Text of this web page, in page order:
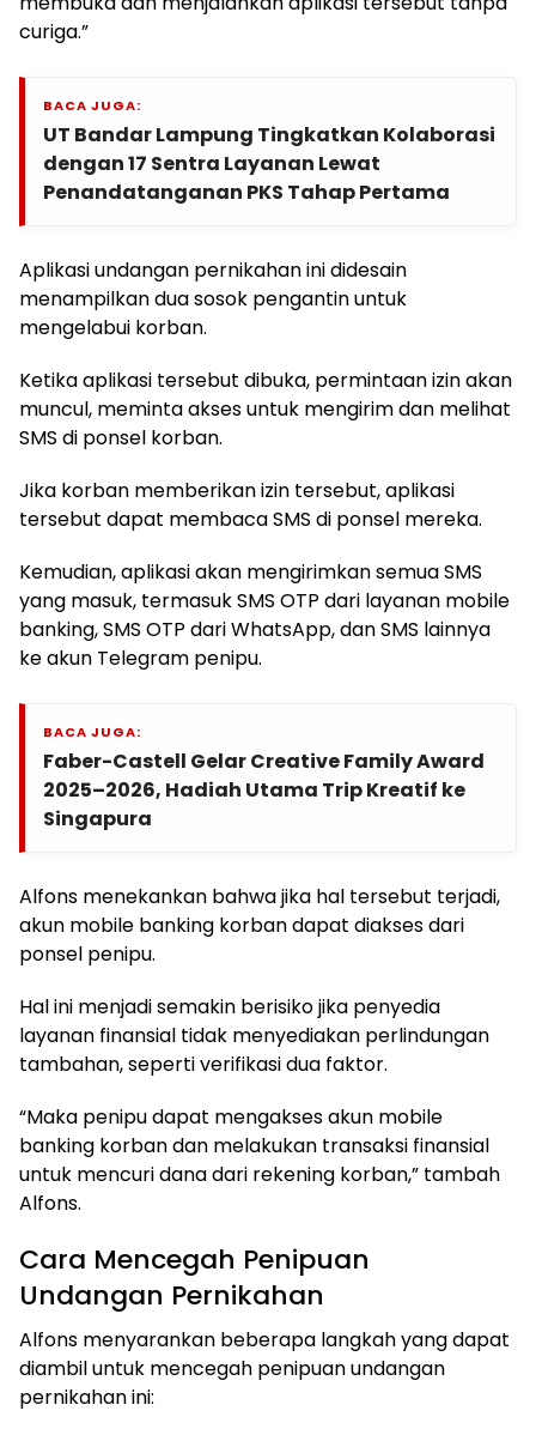
curiga.”
BACA JUGA:
UT Bandar Lampung Tingkatkan Kolaborasi
dengan 17 Sentra Layanan Lewat
Penandatanganan PKS Tahap Pertama
Aplikasi undangan pernikahan ini didesain
menampilkan dua sosok pengantin untuk
mengelabui korban.
Ketika aplikasi tersebut dibuka, permintaan izin akan
muncul, meminta akses untuk mengirim dan melihat
SMS di ponsel korban.
Jika korban memberikan izin tersebut, aplikasi
tersebut dapat membaca SMS di ponsel mereka.
Kemudian, aplikasi akan mengirimkan semua SMS
yang masuk, termasuk SMS OTP dari layanan mobile
banking, SMS OTP dari WhatsApp, dan SMS lainnya
ke akun Telegram penipu.
BACA JUGA:
Faber-Castell Gelar Creative Family Award
2025–2026, Hadiah Utama Trip Kreatif ke
Singapura
Alfons menekankan bahwa jika hal tersebut terjadi,
akun mobile banking korban dapat diakses dari
ponsel penipu.
Hal ini menjadi semakin berisiko jika penyedia
layanan finansial tidak menyediakan perlindungan
tambahan, seperti verifikasi dua faktor.
“Maka penipu dapat mengakses akun mobile
banking korban dan melakukan transaksi finansial
untuk mencuri dana dari rekening korban,” tambah
Alfons.
Cara Mencegah Penipuan
Undangan Pernikahan
Alfons menyarankan beberapa langkah yang dapat
diambil untuk mencegah penipuan undangan
pernikahan ini: